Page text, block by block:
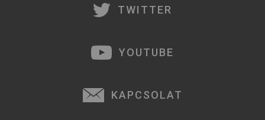
TWITTER
YOUTUBE
KAPCSOLAT